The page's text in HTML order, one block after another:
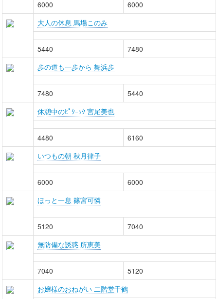
6000
6000
大人の休息 馬場このみ
5440
7480
歩の道も一歩から 舞浜歩
7480
5440
休憩中のﾋﾟｸﾆｯｸ 宮尾美也
4480
6160
いつもの朝 秋月律子
6000
6000
ほっと一息 篠宮可憐
5120
7040
無防備な誘惑 所恵美
7040
5120
お嬢様のおねがい 二階堂千鶴